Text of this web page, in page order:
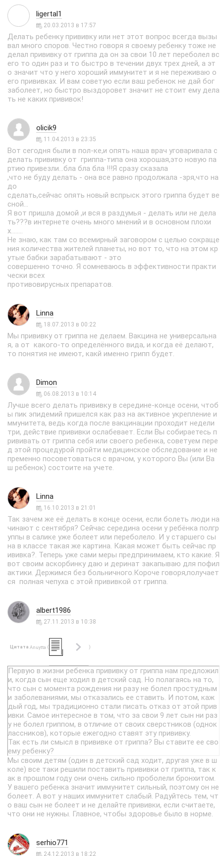
ligertal1
20.03.2013 в 17:57
Делать ребенку прививку или нет этот вопрос всегда вызы
вал много споров. Честно говоря я своему ребенку тоже не
делал прививку от гриппа да он за свои 10 лет переболел вс
его то один раз и то быстро в течении двух трех дней, а эт
о значит что у него хороший иммунитет и я не переживаю о
его прививках. И вам советую если ваш ребенок не дай бог
заболеет, но быстро выздоровет значит не стоит ему дела
ть не каких прививок!
olicik9
11.04.2013 в 23:35
Вот сегодня были в пол-ке,и опять наша врач уговаривала с
делать прививку от гриппа-типа она хорошая,это новую па
ртию привезли...бла бла бла !!!Я сразу сказала
,что не буду делать - она все равно продолжала -зря,что на
до
сделать,сейчас опять новый вспрыск этого гриппа будет ве
сной...
Я вот пришла домой ,и вся в раздумья - делать или не дела
ть???в интернете очень много мнений и в основном плохи
х........
Не знаю, как там со всемирный заговором с целью сокраще
ния количества жителей планеты, но вот то, что на этом кр
утые бабки зарабатывают - это
совершенно точно. Я сомневаюсь в эффективности практи
чески всех
противовирусных препаратов.
Linna
18.07.2013 в 00:22
Мы прививку от гриппа не делаем. Вакцина не универсальна
я, а от какого-то определённого вида, и когда её делают,
то понятия не имеют, какй именно грипп будет.
Dimon
06.08.2013 в 10:14
Лучше всего делать прививку в середине-конце осени, чтоб
ы пик эпидемий пришелся как раз на активное укрепление и
ммунитета, ведь когда после вакцинации проходит недели
три, действие прививки ослабевает. Если Вы собираетесь п
рививать от гриппа себя или своего ребенка, советуем пере
д этой процедурой пройти медицинское обследование и не
пременно посоветоваться с врачом, у которого Вы (или Ва
ш ребенок) состоите на учете.
Linna
16.10.2013 в 21:01
Так зачем же её делать в конце осени, если болеть люди на
чинают с сентября? Сейчас середина осени у ребёнка полгр
уппы в салике уже болеет или переболело. И у старшего сы
на в классе такая же картина. Какая может быть сейчас пр
ививка?. Теперь уже сами меры предпринимаем, кто какие. Я
вот своим аскорбинку даю и деринат закапываю для пофил
актики. Держимся без больничного.Короче говоря,получает
ся полная чепуха с этой прививкой от гриппа.
albert1986
27.11.2013 в 10:38
Цитата Anuytta ( )
Первую в жизни ребенка прививку от гриппа нам предложил
и, когда сын еще ходил в детский сад. Но полагаясь на то,
что сын с момента рождения ни разу не болел простудным
и заболеваниями, мы отказались ее ставить. И потом, каж
дый год, мы традиционно стали писать отказ от этой прив
ивки. Самое интересное в том, что за свои 9 лет сын ни раз
у не болел гриппом, в отличие от своих сверстников (однок
лассников), которые ежегодно ставят эту прививку.
Так есть ли смысл в прививке от гриппа? Вы ставите ее сво
ему ребенку?
Мы своим детям (один в детский сад ходит, другая уже в ш
коле) все таки решили поставить прививки от гриппа, так к
ак в прошлом году они очень сильно проболели бронхитом.
У вашего ребенка значит иммунитет сильный, поэтому он не
болеет. А вот у наших иммунитет слабый. Радуйтесь тем, чт
о ваш сын не болеет и не делайте прививки, если считаете,
что они не нужны. Главное, чтобы здоровье было в норме.
serhio771
24.12.2013 в 18:22